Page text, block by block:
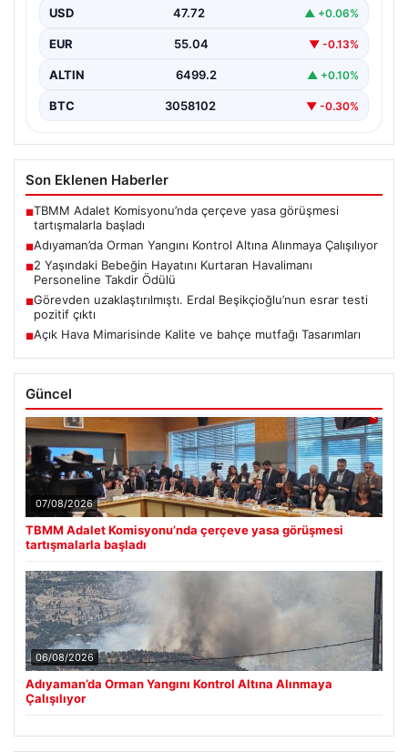
bölgedeki doğal yaşamı tehdit etmeye devam ediyor.
Henüz…
USD 47.72 ▲ +0.06%
EUR 55.04 ▼ -0.13%
ALTIN 6499.2 ▲ +0.10%
BTC 3058102 ▼ -0.30%
Son Eklenen Haberler
■TBMM Adalet Komisyonu’nda çerçeve yasa görüşmesi
tartışmalarla başladı
■Adıyaman’da Orman Yangını Kontrol Altına Alınmaya Çalışılıyor
■2 Yaşındaki Bebeğin Hayatını Kurtaran Havalimanı
Personeline Takdir Ödülü
■Görevden uzaklaştırılmıştı. Erdal Beşikçioğlu’nun esrar testi
pozitif çıktı
■Açık Hava Mimarisinde Kalite ve bahçe mutfağı Tasarımları
Güncel
07/08/2026
TBMM Adalet Komisyonu’nda çerçeve yasa görüşmesi
tartışmalarla başladı
06/08/2026
Adıyaman’da Orman Yangını Kontrol Altına Alınmaya
Çalışılıyor